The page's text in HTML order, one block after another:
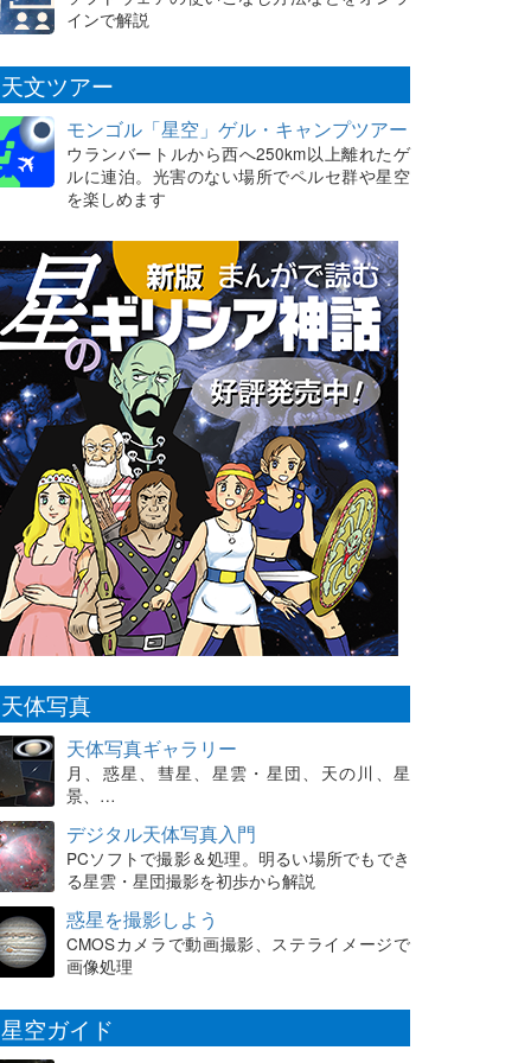
インで解説
天文ツアー
モンゴル「星空」ゲル・キャンプツアー
ウランバートルから西へ250km以上離れたゲ
ルに連泊。光害のない場所でペルセ群や星空
を楽しめます
天体写真
天体写真ギャラリー
月、惑星、彗星、星雲・星団、天の川、星
景、…
デジタル天体写真入門
PCソフトで撮影＆処理。明るい場所でもでき
る星雲・星団撮影を初歩から解説
惑星を撮影しよう
CMOSカメラで動画撮影、ステライメージで
画像処理
星空ガイド